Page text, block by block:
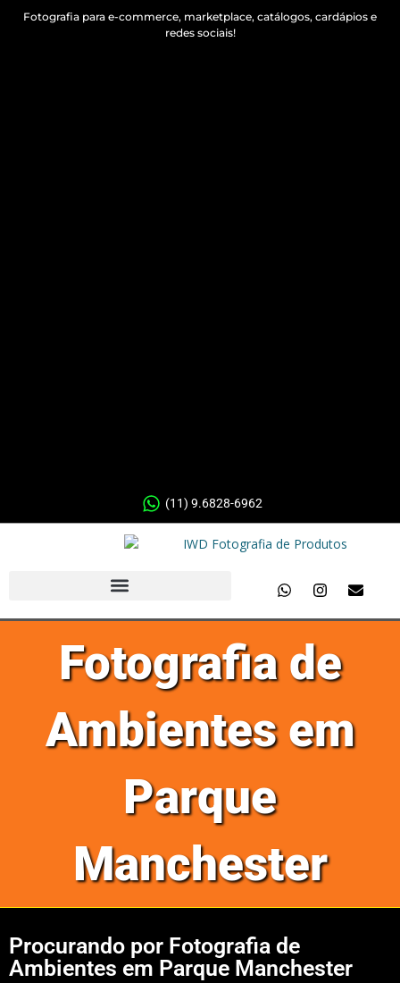
Fotografia para e-commerce, marketplace, catálogos, cardápios e
redes sociais!
(11) 9.6828-6962
Fotografia de
Ambientes em
Parque
Manchester
Procurando por Fotografia de
Ambientes em Parque Manchester